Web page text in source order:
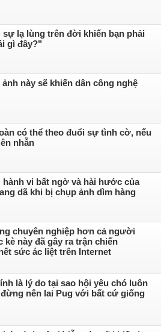
sự lạ lùng trên đời khiến bạn phải
gì đây?"
này sẽ khiến dân công nghệ
có thể theo đuổi sự tình cờ, nếu
nhẫn
hành vi bất ngờ và hài hước của
dã khi bị chụp ảnh dìm hàng
chuyên nghiệp hơn cả người
kè này đã gây ra trận chiến
sức ác liệt trên Internet
là lý do tại sao hội yêu chó luôn
nên lai Pug với bất cứ giống